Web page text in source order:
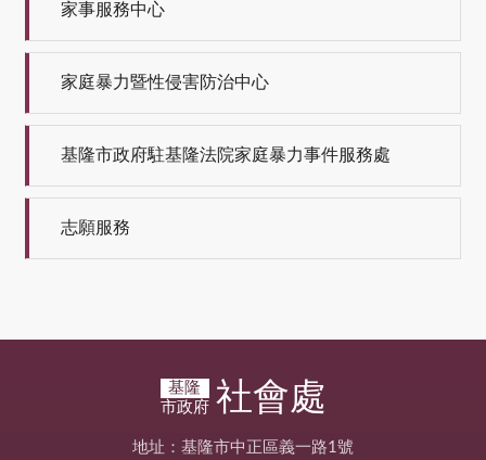
家事服務中心
家庭暴力暨性侵害防治中心
基隆市政府駐基隆法院家庭暴力事件服務處
志願服務
基隆
市政府 社會處
地址：基隆市中正區義一路1號